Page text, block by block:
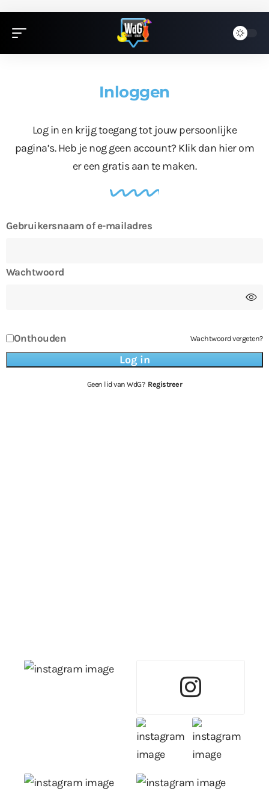
Inloggen
Log in en krijg toegang tot jouw persoonlijke
pagina’s. Heb je nog geen account? Klik dan hierom
er een gratis aan te maken.
Gebruikersnaam of e-mailadres
Wachtwoord
Onthouden Wachtwoord vergeten?
Geen lid van WdG? Registreer